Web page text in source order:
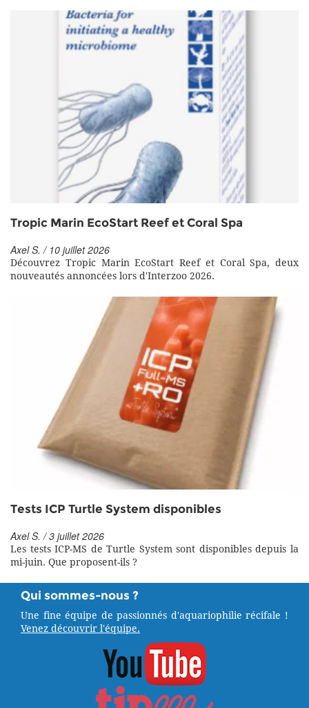
Tropic Marin EcoStart Reef et Coral Spa
Axel S. / 10 juillet 2026
Découvrez Tropic Marin EcoStart Reef et Coral Spa, deux
nouveautés annoncées lors d'Interzoo 2026.
Tests ICP Turtle System disponibles
Axel S. / 3 juillet 2026
Les tests ICP-MS de Turtle System sont disponibles depuis la
mi-juin. Que proposent-ils ?
Qui sommes-nous ?
Une fine équipe de passionnés d'aquariophilie récifale !
Venez découvrir l'équipe.